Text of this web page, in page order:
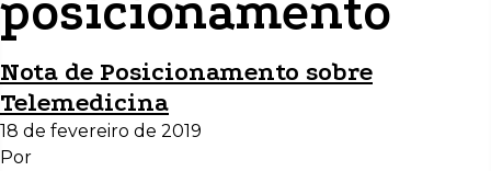
posicionamento
Nota de Posicionamento sobre
Telemedicina
18 de fevereiro de 2019
Por